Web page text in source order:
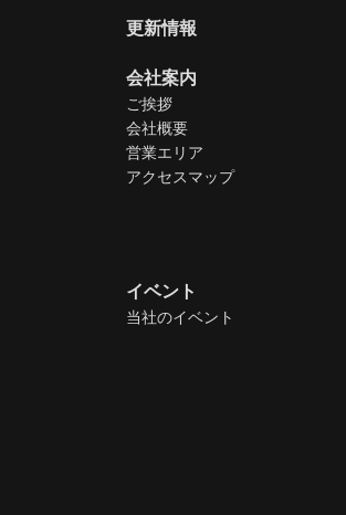
更新情報
会社案内
ご挨拶
会社概要
営業エリア
アクセスマップ
イベント
当社のイベント